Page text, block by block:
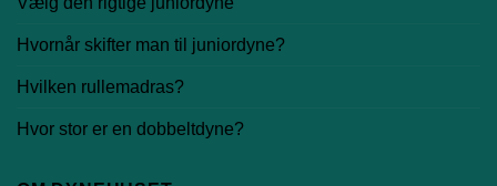
Hvornår skifter man til juniordyne?
Hvilken rullemadras?
Hvor stor er en dobbeltdyne?